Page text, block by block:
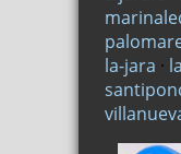
la-jara ·